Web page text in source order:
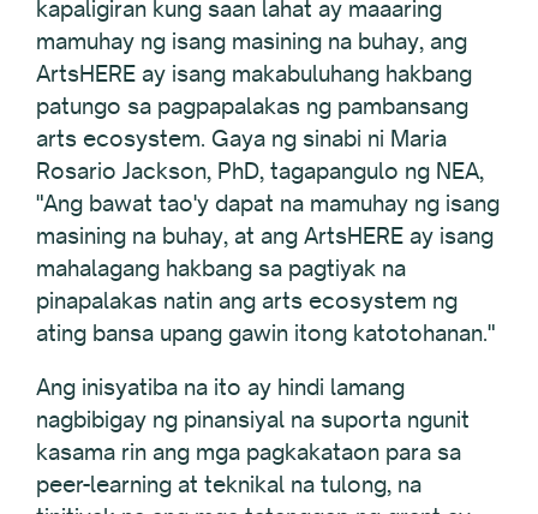
kapaligiran kung saan lahat ay maaaring
mamuhay ng isang masining na buhay, ang
ArtsHERE ay isang makabuluhang hakbang
patungo sa pagpapalakas ng pambansang
arts ecosystem. Gaya ng sinabi ni Maria
Rosario Jackson, PhD, tagapangulo ng NEA,
"Ang bawat tao'y dapat na mamuhay ng isang
masining na buhay, at ang ArtsHERE ay isang
mahalagang hakbang sa pagtiyak na
pinapalakas natin ang arts ecosystem ng
ating bansa upang gawin itong katotohanan."
Ang inisyatiba na ito ay hindi lamang
nagbibigay ng pinansiyal na suporta ngunit
kasama rin ang mga pagkakataon para sa
peer-learning at teknikal na tulong, na